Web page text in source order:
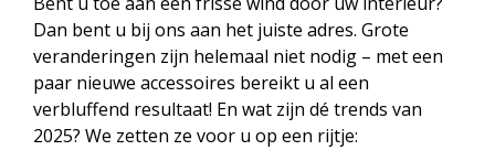
Dan bent u bij ons aan het juiste adres. Grote
veranderingen zijn helemaal niet nodig – met een
paar nieuwe accessoires bereikt u al een
verbluffend resultaat! En wat zijn dé trends van
2025? We zetten ze voor u op een rijtje: